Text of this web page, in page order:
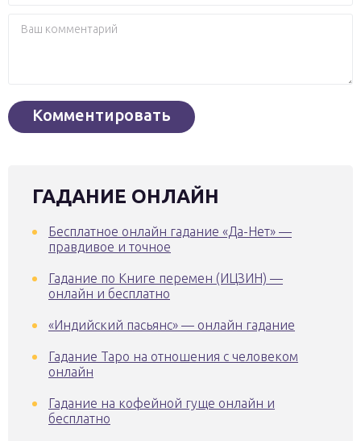
ГАДАНИЕ ОНЛАЙН
Бесплатное онлайн гадание «Да-Нет» —
правдивое и точное
Гадание по Книге перемен (ИЦЗИН) —
онлайн и бесплатно
«Индийский пасьянс» — онлайн гадание
Гадание Таро на отношения с человеком
онлайн
Гадание на кофейной гуще онлайн и
бесплатно